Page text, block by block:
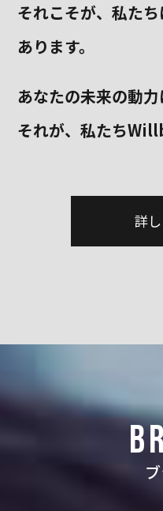
それこそが、私た
あります。
あなたの未来の動力
それが、私たち
詳